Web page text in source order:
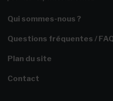
Qui sommes-nous ?
Questions fréquentes /
Plan du site
Contact